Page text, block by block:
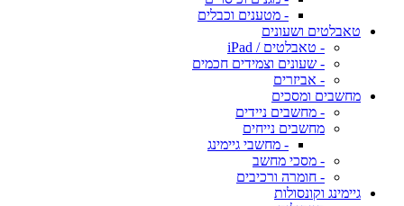
- מטענים וכבלים
טאבלטים ושעונים
- טאבלטים / iPad
- שעונים וצמידים חכמים
- אביזרים
מחשבים ומסכים
- מחשבים ניידים
מחשבים נייחים
- מחשבי גיימינג
- מסכי מחשב
- חומרה ורכיבים
גיימינג וקונסולות